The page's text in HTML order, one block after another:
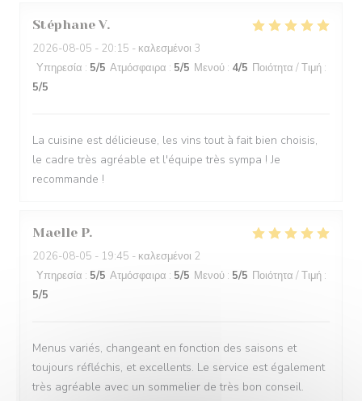
Stéphane V
2026-08-05 - 20:15 - καλεσμένοι 3
Υπηρεσία : 5/5 Ατμόσφαιρα : 5/5 Μενού : 4/5 Ποιότητα / Τιμή :
5/5
La cuisine est délicieuse, les vins tout à fait bien choisis,
le cadre très agréable et l'équipe très sympa ! Je
recommande !
Maelle P
2026-08-05 - 19:45 - καλεσμένοι 2
Υπηρεσία : 5/5 Ατμόσφαιρα : 5/5 Μενού : 5/5 Ποιότητα / Τιμή :
5/5
Menus variés, changeant en fonction des saisons et
toujours réfléchis, et excellents. Le service est également
très agréable avec un sommelier de très bon conseil.